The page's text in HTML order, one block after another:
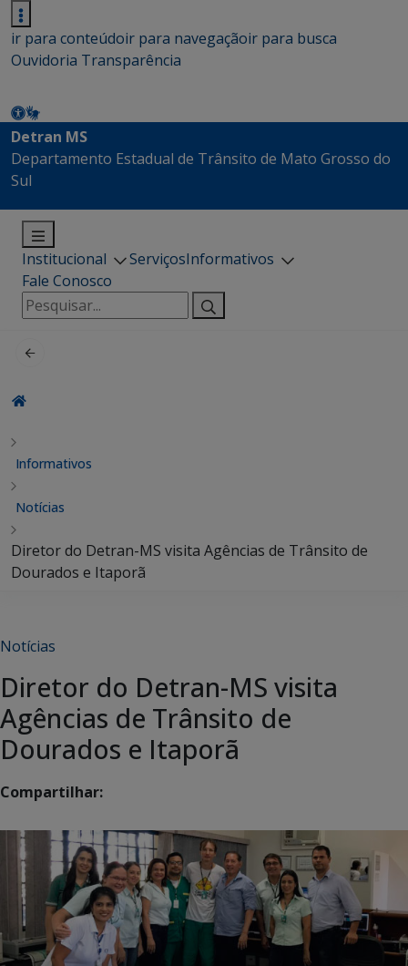
ir para conteúdoir para navegaçãoir para busca
Ouvidoria Transparência
Detran MS
Departamento Estadual de Trânsito de Mato Grosso do
Sul
Institucional ServiçosInformativos
Fale Conosco
Pesquisar
por:
Informativos
Notícias
Diretor do Detran-MS visita Agências de Trânsito de
Dourados e Itaporã
Notícias
Diretor do Detran-MS visita
Agências de Trânsito de
Dourados e Itaporã
Compartilhar: